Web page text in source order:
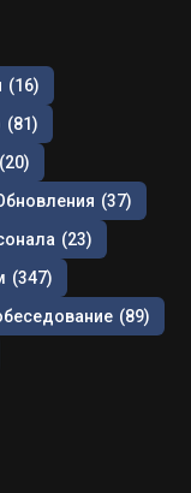
(16)
(81)
(20)
(37)
(23)
(347)
(89)